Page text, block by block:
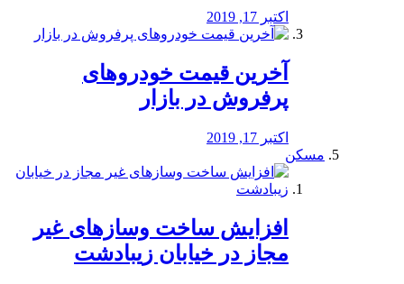
اکتبر 17, 2019
آخرین قیمت خودرو‌های
پرفروش در بازار
اکتبر 17, 2019
مسکن
افزایش ساخت وسازهای غیر
مجاز در خیابان زیبادشت